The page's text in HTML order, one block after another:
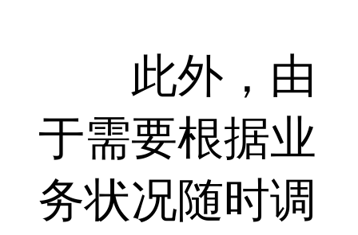
此外，由
于需要根据业
务状况随时调